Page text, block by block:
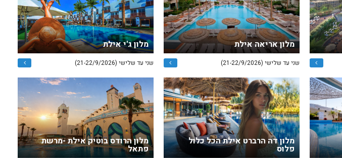
מלון אריאה אילת
שני עד שלישי (21-22/9/2026)
מלון ג'י אילת
שני עד שלישי (21-22/9/2026)
מלון דה הרברט אילת הכל כלול
פלוס
מלון הרודס בוטיק אילת -מרשת
פתאל